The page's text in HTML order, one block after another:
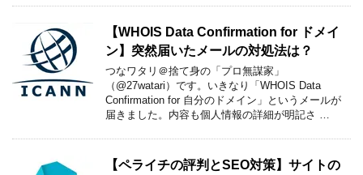
【WHOIS Data Confirmation for ドメイ
ン】突然届いたメールの対処法は？
つなワタリ＠捨て身の「プロ無謀家」
（@27watari）です。いきなり「WHOIS Data
Confirmation for 自分のドメイン」というメールが
届きました。内容も個人情報の詳細が明記さ …
【ペライチの評判とSEO対策】サイトの